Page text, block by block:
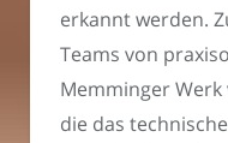
erkannt werden.
Teams von
Memminger Werk
die das